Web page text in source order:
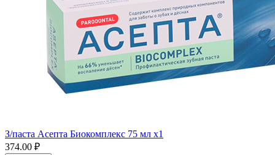
З/паста Асепта Биокомплекс 75 мл x1
374.00 ₽